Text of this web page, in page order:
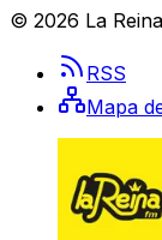
© 2026 La Reina
RSS
Mapa